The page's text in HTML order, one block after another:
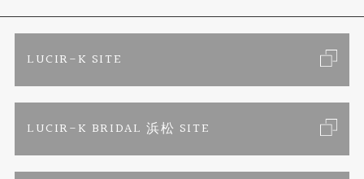
ブランドリスト
オーダーメイド専用サイト
金属アレルギーお悩み相談
プロポーズ相談室
お客様の声
LUCIR-K SITE
LUCIR-K BRIDAL 浜松 SITE